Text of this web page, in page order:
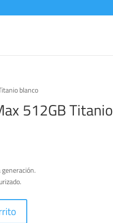
blanco
512GB Titanio